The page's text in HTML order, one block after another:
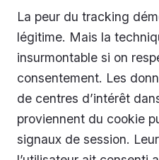
La peur du tracking
légitime. Mais la
insurmontable si on
consentement. Les
de centres d’intérêt
proviennent du cookie
signaux de session.